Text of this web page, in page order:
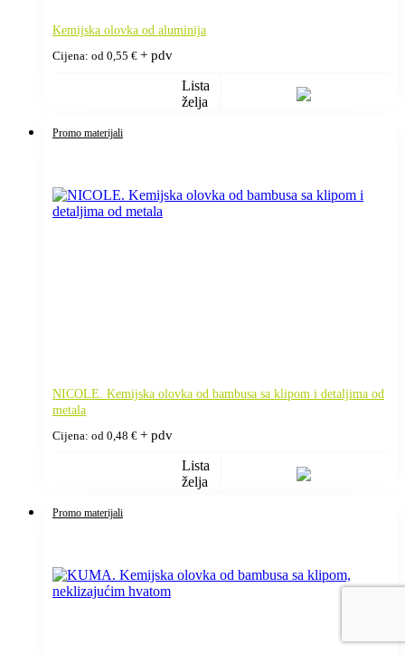
Kemijska olovka od aluminija
Cijena: od 0,55 € + pdv
Lista
želja
Promo materijali
NICOLE. Kemijska olovka od bambusa sa klipom i detaljima od
metala
Cijena: od 0,48 € + pdv
Lista
želja
Promo materijali